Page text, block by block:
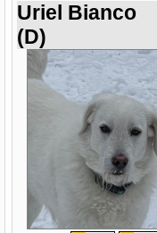
Uriel Bianco
(D)